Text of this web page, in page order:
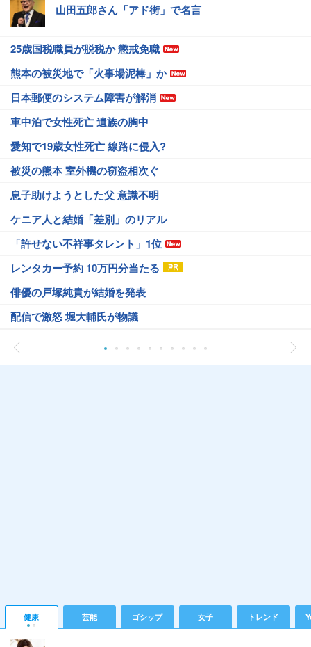
山田五郎さん「アド街」で名言
25歳国税職員が脱税か 懲戒免職
熊本の被災地で「火事場泥棒」か
日本郵便のシステム障害が解消
車中泊で女性死亡 遺族の胸中
愛知で19歳女性死亡 線路に侵入?
被災の熊本 室外機の窃盗相次ぐ
息子助けようとした父 意識不明
ケニア人と結婚「差別」のリアル
「許せない不祥事タレント」1位
レンタカー予約 10万円分当たる
俳優の戸塚純貴が結婚を発表
配信で激怒 堀大輔氏が物議
健康 芸能 ゴシップ 女子 トレンド